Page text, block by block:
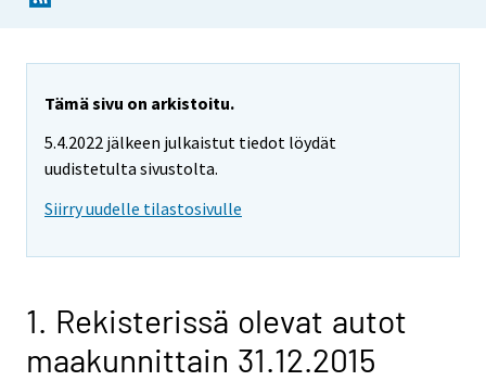
Tämä sivu on arkistoitu.
5.4.2022 jälkeen julkaistut tiedot löydät
uudistetulta sivustolta.
Siirry uudelle tilastosivulle
1. Rekisterissä olevat autot
maakunnittain 31.12.2015